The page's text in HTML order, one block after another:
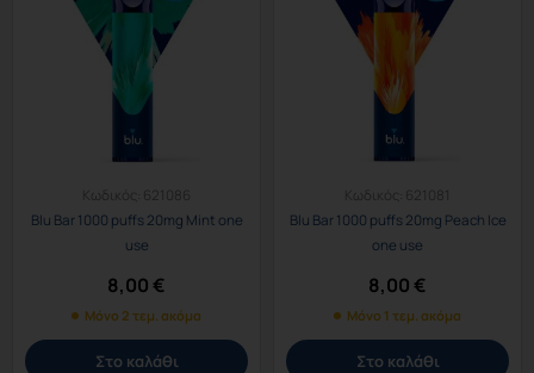
Κωδικός:
621086
Blu Bar 1000 puffs 20mg Mint one
use
8,00€
Μόνο 2 τεμ. ακόμα
Στο καλάθι
Κωδικός:
621081
Blu Bar 1000 puffs 20mg Peach Ice
one use
8,00€
Μόνο 1 τεμ. ακόμα
Στο καλάθι